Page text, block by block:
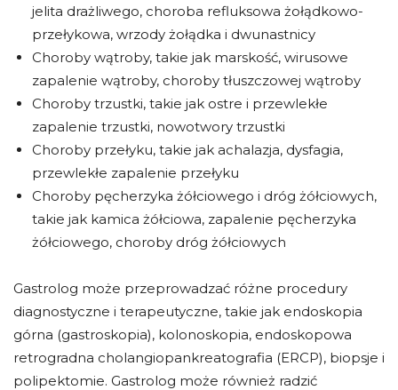
jelita drażliwego, choroba refluksowa żołądkowo-
przełykowa, wrzody żołądka i dwunastnicy
Choroby wątroby, takie jak marskość, wirusowe
zapalenie wątroby, choroby tłuszczowej wątroby
Choroby trzustki, takie jak ostre i przewlekłe
zapalenie trzustki, nowotwory trzustki
Choroby przełyku, takie jak achalazja, dysfagia,
przewlekłe zapalenie przełyku
Choroby pęcherzyka żółciowego i dróg żółciowych,
takie jak kamica żółciowa, zapalenie pęcherzyka
żółciowego, choroby dróg żółciowych
Gastrolog może przeprowadzać różne procedury
diagnostyczne i terapeutyczne, takie jak endoskopia
górna (gastroskopia), kolonoskopia, endoskopowa
retrogradna cholangiopankreatografia (ERCP), biopsje i
polipektomie. Gastrolog może również radzić